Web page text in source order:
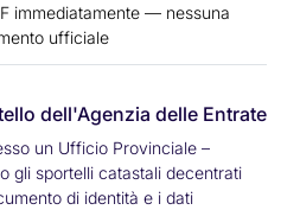
immediatamente — nessuna
ufficiale
dell'Agenzia delle Entrate
un Ufficio Provinciale –
gli sportelli catastali decentrati
di identità e i dati